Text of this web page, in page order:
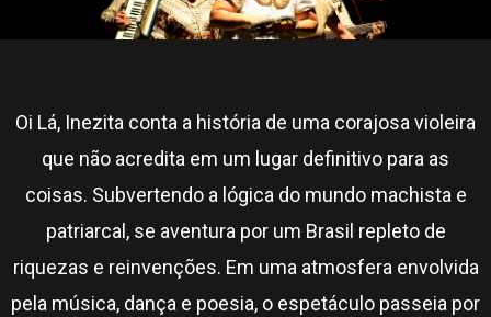
Oi Lá, Inezita conta a história de uma corajosa violeira
que não acredita em um lugar definitivo para as
coisas. Subvertendo a lógica do mundo machista e
patriarcal, se aventura por um Brasil repleto de
riquezas e reinvenções. Em uma atmosfera envolvida
pela música, dança e poesia, o espetáculo passeia por